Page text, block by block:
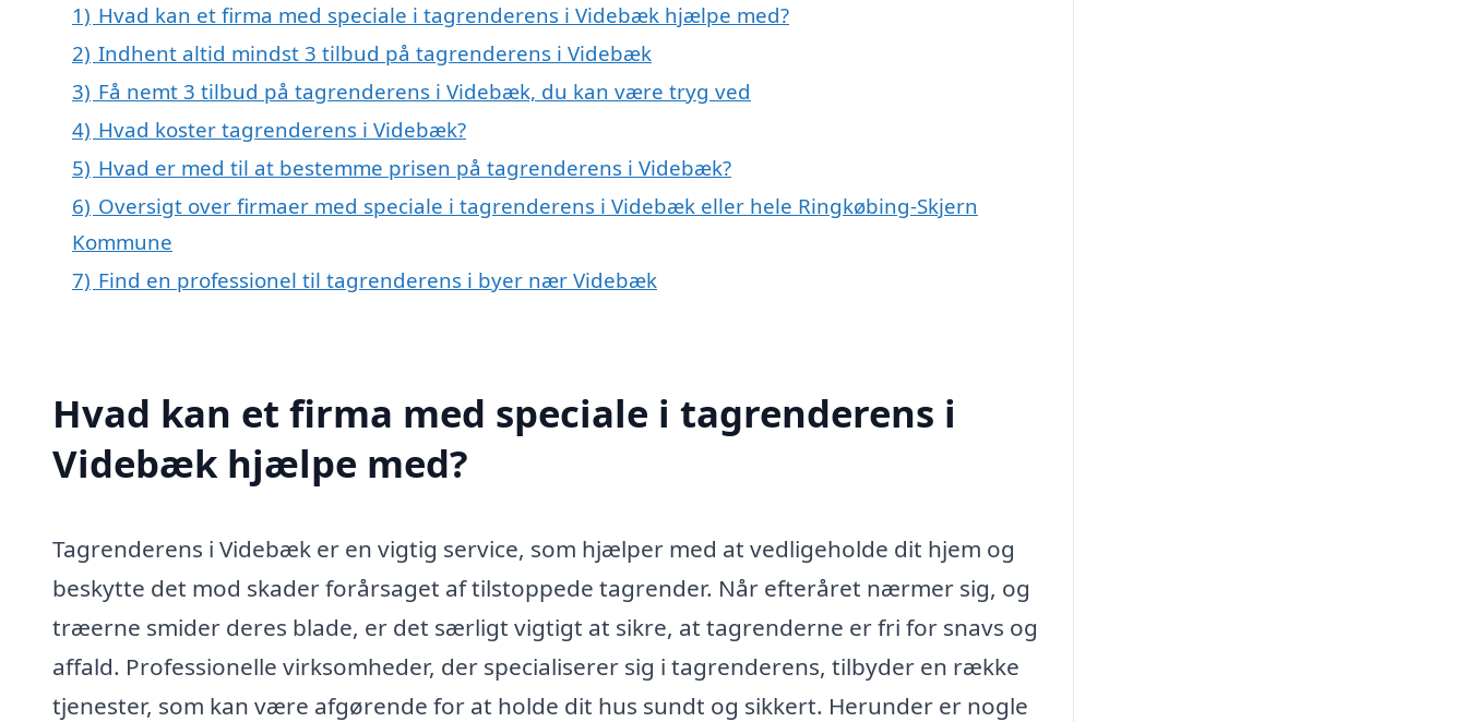
1) Hvad kan et firma med speciale i tagrenderens i Videbæk hjælpe med?
2) Indhent altid mindst 3 tilbud på tagrenderens i Videbæk
3) Få nemt 3 tilbud på tagrenderens i Videbæk, du kan være tryg ved
4) Hvad koster tagrenderens i Videbæk?
5) Hvad er med til at bestemme prisen på tagrenderens i Videbæk?
6) Oversigt over firmaer med speciale i tagrenderens i Videbæk eller hele Ringkøbing-Skjern
Kommune
7) Find en professionel til tagrenderens i byer nær Videbæk
Hvad kan et firma med speciale i tagrenderens i
Videbæk hjælpe med?
Tagrenderens i Videbæk er en vigtig service, som hjælper med at vedligeholde dit hjem og
beskytte det mod skader forårsaget af tilstoppede tagrender. Når efteråret nærmer sig, og
træerne smider deres blade, er det særligt vigtigt at sikre, at tagrenderne er fri for snavs og
affald. Professionelle virksomheder, der specialiserer sig i tagrenderens, tilbyder en række
tjenester, som kan være afgørende for at holde dit hus sundt og sikkert. Herunder er nogle